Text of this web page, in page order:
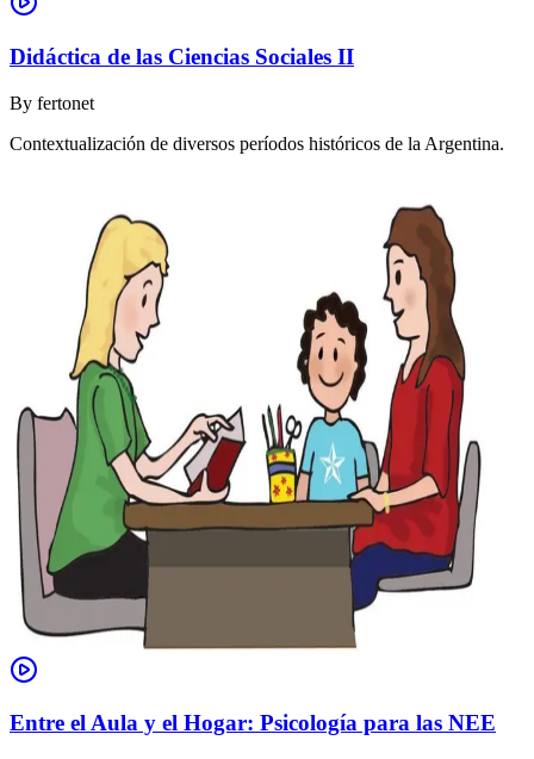
Didáctica de las Ciencias Sociales II
By fertonet
Contextualización de diversos períodos históricos de la Argentina.
Entre el Aula y el Hogar: Psicología para las NEE